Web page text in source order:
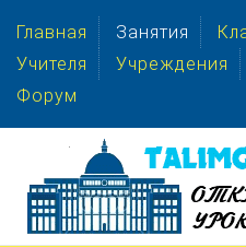
Главная Занятия
Учителя
Учреждения
Форум
.